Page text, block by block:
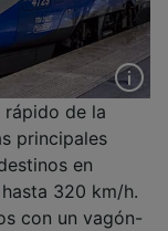
rápido de la
principales
en
320 km/h.
con un vagón-